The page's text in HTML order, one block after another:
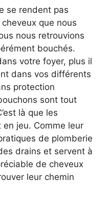
se rendent pas
que nous
nous retrouvions
bouchés.
votre foyer, plus il
dans vos différents
protection
sont tout
là que les
en jeu. Comme leur
de plomberie
drains et servent à
de cheveux
leur chemin